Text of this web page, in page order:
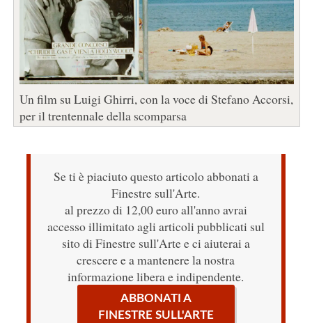
Un film su Luigi Ghirri, con la voce di Stefano Accorsi,
per il trentennale della scomparsa
Se ti è piaciuto questo articolo abbonati a
Finestre sull'Arte.
al prezzo di 12,00 euro all'anno avrai
accesso illimitato agli articoli pubblicati sul
sito di Finestre sull'Arte e ci aiuterai a
crescere e a mantenere la nostra
informazione libera e indipendente.
ABBONATI A
FINESTRE SULL'ARTE